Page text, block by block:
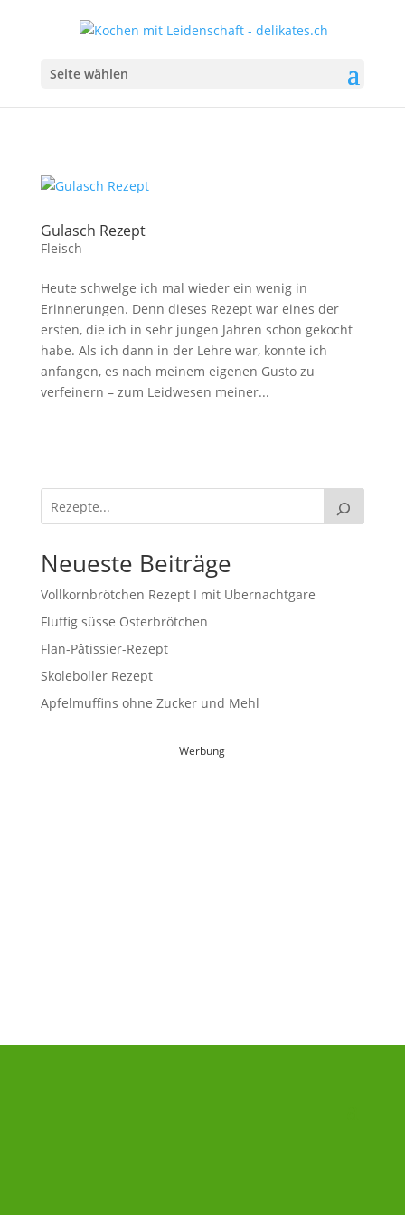
Seite wählen
Gulasch Rezept
Fleisch
Heute schwelge ich mal wieder ein wenig in
Erinnerungen. Denn dieses Rezept war eines der
ersten, die ich in sehr jungen Jahren schon gekocht
habe. Als ich dann in der Lehre war, konnte ich
anfangen, es nach meinem eigenen Gusto zu
verfeinern – zum Leidwesen meiner...
Neueste Beiträge
Vollkornbrötchen Rezept I mit Übernachtgare
Fluffig süsse Osterbrötchen
Flan-Pâtissier-Rezept
Skoleboller Rezept
Apfelmuffins ohne Zucker und Mehl
Werbung